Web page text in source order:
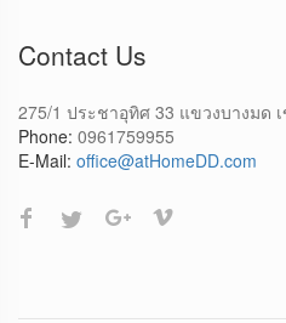
Contact Us
275/1 ประชาอุทิศ 33 แขวงบางมด
Phone: 0961759955
E-Mail: office@atHomeDD.com